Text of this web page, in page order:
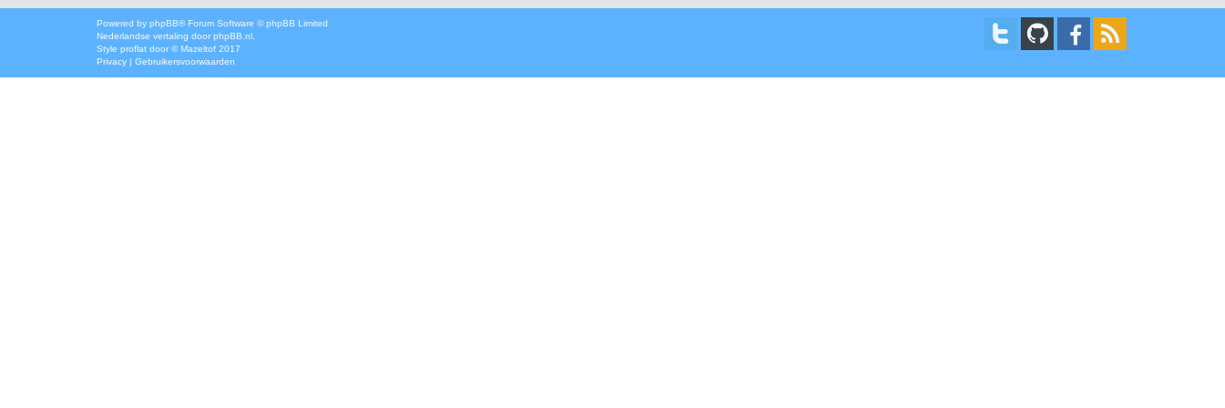
Powered by phpBB® Forum Software © phpBB Limited
Nederlandse vertaling door phpBB.nl
Style proflat door ©Mazeltof 2017
Privacy | Gebruikersvoorwaarden